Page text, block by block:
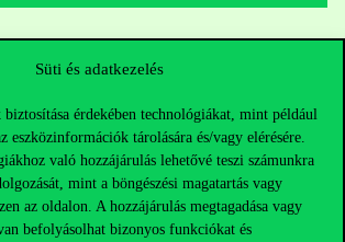
Süti és adatkezelés
érdekében technológiákat, mint például
eszközinformációk tárolására és/vagy elérésére.
való hozzájárulás lehetővé teszi számunkra
mint a böngészési magatartás vagy
az oldalon. A hozzájárulás megtagadása vagy
befolyásolhat bizonyos funkciókat és
482 5000